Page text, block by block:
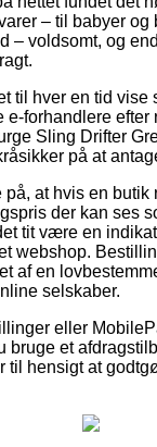
– til babyer
– voldsomt, og
til hver en tid vise
e-forhandlere efter
Sling Drifter
på at
på, at hvis en butik
der kan ses
tit være en
webshop.
af en
selskaber.
eller
bruge et
til hensigt at